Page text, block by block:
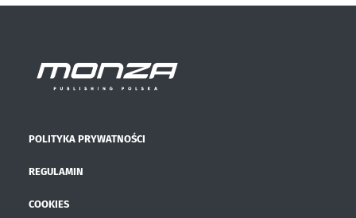
POLITYKA PRYWATNOŚCI
REGULAMIN
COOKIES